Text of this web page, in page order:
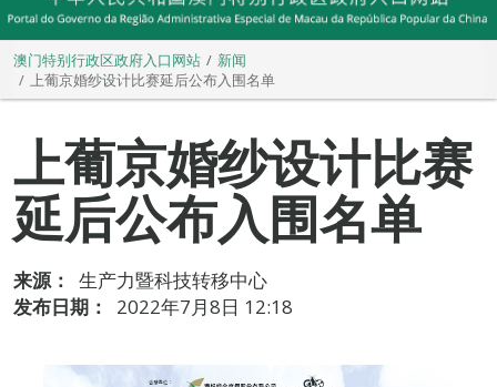
澳门特别行政区政府入口网站
新闻
上葡京婚纱设计比赛延后公布入围名单
上葡京婚纱设计比赛
延后公布入围名单
来源：
生产力暨科技转移中心
发布日期：
2022年7月8日 12:18